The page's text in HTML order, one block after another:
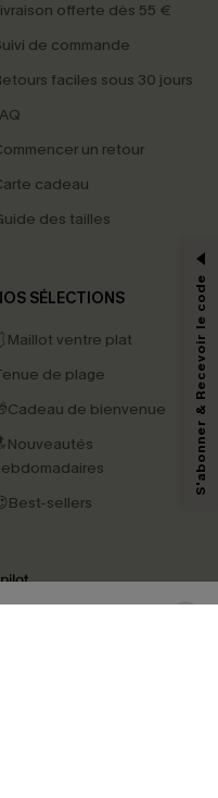
offerte dès 55 €
de commande
faciles sous 30 jours
un retour
cadeau
des tailles
SÉLECTIONS
ventre plat
de plage
de bienvenue
sellers
4.4
-15%
l'IA) de Cupshe et
notre site ainsi que des
votre engagement, de
de vous recommander des
à notre
Politique de
à tout moment.
S'abonner & Recevoir le code